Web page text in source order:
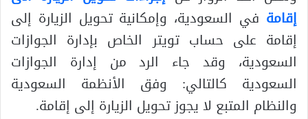
إقامة في السعودية، وإمكانية تحويل الزيارة إلى
إقامة على حساب تويتر الخاص بإدارة الجوازات
السعودية، وقد جاء الرد من إدارة الجوازات
السعودية كالتالي: وفق الأنظمة السعودية
والنظام المتبع لا يجوز تحويل الزيارة إلى إقامة.